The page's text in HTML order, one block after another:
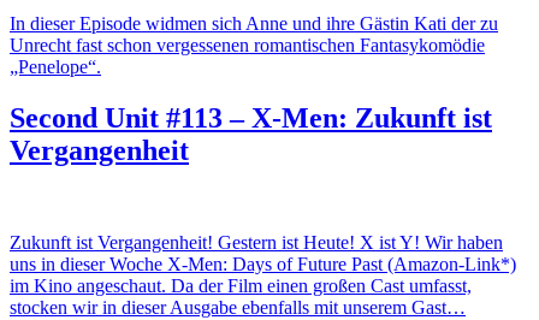
In dieser Episode widmen sich Anne und ihre Gästin Kati der zu
Unrecht fast schon vergessenen romantischen Fantasykomödie
„Penelope“.
Second Unit #113 – X-Men: Zukunft ist
Vergangenheit
Zukunft ist Vergangenheit! Gestern ist Heute! X ist Y! Wir haben
uns in dieser Woche X-Men: Days of Future Past (Amazon-Link*)
im Kino angeschaut. Da der Film einen großen Cast umfasst,
stocken wir in dieser Ausgabe ebenfalls mit unserem Gast…